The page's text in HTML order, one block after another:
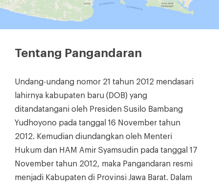
Tentang Pangandaran
Undang-undang nomor 21 tahun 2012 mendasari
lahirnya kabupaten baru (DOB) yang
ditandatangani oleh Presiden Susilo Bambang
Yudhoyono pada tanggal 16 November tahun
2012. Kemudian diundangkan oleh Menteri
Hukum dan HAM Amir Syamsudin pada tanggal 17
November tahun 2012, maka Pangandaran resmi
menjadi Kabupaten di Provinsi Jawa Barat. Dalam